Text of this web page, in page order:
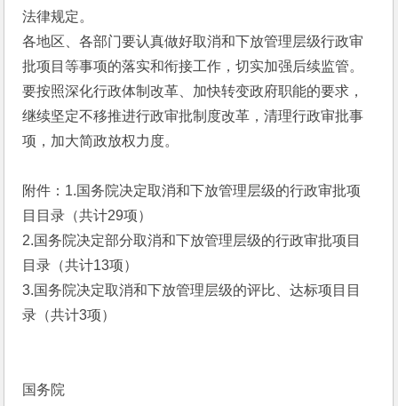
法律规定。
各地区、各部门要认真做好取消和下放管理层级行政审
批项目等事项的落实和衔接工作，切实加强后续监管。
要按照深化行政体制改革、加快转变政府职能的要求，
继续坚定不移推进行政审批制度改革，清理行政审批事
项，加大简政放权力度。
附件：1.国务院决定取消和下放管理层级的行政审批项
目目录（共计29项）
2.国务院决定部分取消和下放管理层级的行政审批项目
目录（共计13项）
3.国务院决定取消和下放管理层级的评比、达标项目目
录（共计3项）
国务院